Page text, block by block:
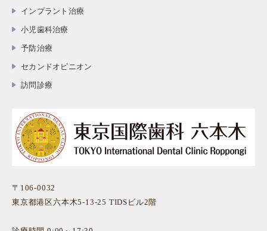
インプラント治療
小児歯科治療
予防治療
セカンドオピニオン
訪問診療
〒106-0032
東京都港区六本木5-13-25 TIDSビル2階